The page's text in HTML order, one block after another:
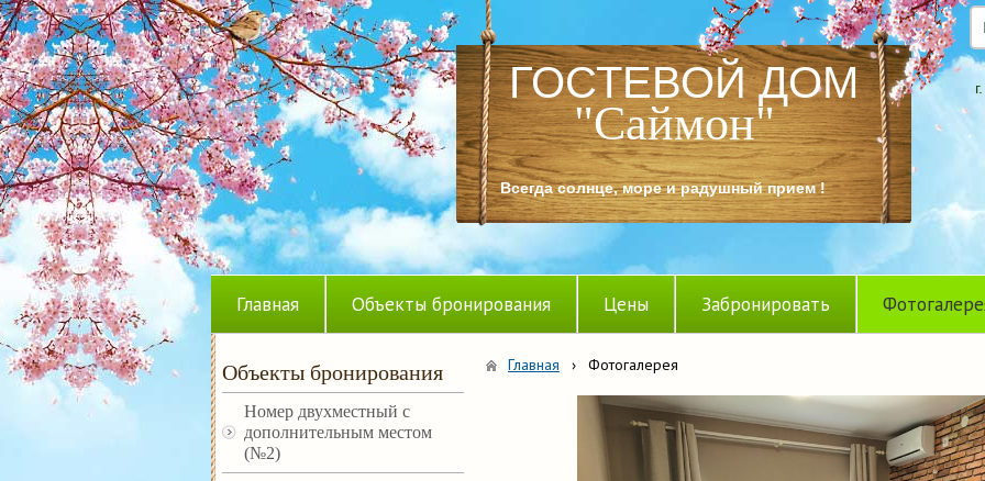
ГОСТЕВОЙ ДОМ
"Саймон"
Всегда солнце, море и радушный прием !
Главная Объекты бронирования Цены Забронировать
Объекты бронирования
Номер двухместный с
дополнительным местом
(№2)
Главная › Фотогалерея